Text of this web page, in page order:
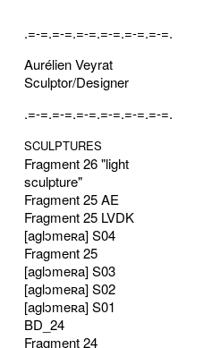
.=-=.=-=.=-=.=-=.=-=.=-=.
Aurélien Veyrat
Sculptor/Designer
.=-=.=-=.=-=.=-=.=-=.=-=.
SCULPTURES
Fragment 26 "light
sculpture"
Fragment 25 AE
Fragment 25 LVDK
[aglɔmeʀa] S04
Fragment 25
[aglɔmeʀa] S03
[aglɔmeʀa] S02
[aglɔmeʀa] S01
BD_24
Fragment 24